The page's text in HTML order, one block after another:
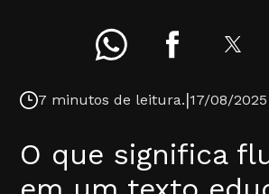
7 minutos de leitura.|17/08/2025
O que significa